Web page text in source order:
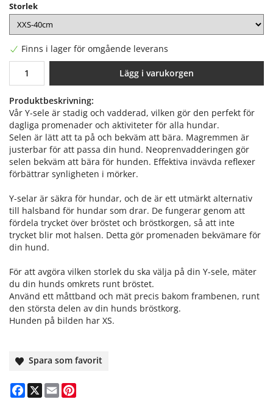
Storlek
Finns i lager för omgående leverans
Lägg i varukorgen
Produktbeskrivning:
Vår Y-sele är stadig och vadderad, vilken gör den perfekt för
dagliga promenader och aktiviteter för alla hundar.
Selen är lätt att ta på och bekväm att bära. Magremmen är
justerbar för att passa din hund. Neoprenvadderingen gör
selen bekväm att bära för hunden. Effektiva invävda reflexer
förbättrar synligheten i mörker.
Y-selar är säkra för hundar, och de är ett utmärkt alternativ
till halsband för hundar som drar. De fungerar genom att
fördela trycket över bröstet och bröstkorgen, så att inte
trycket blir mot halsen. Detta gör promenaden bekvämare för
din hund.
För att avgöra vilken storlek du ska välja på din Y-sele, mäter
du din hunds omkrets runt bröstet.
Använd ett måttband och mät precis bakom frambenen, runt
den största delen av din hunds bröstkorg.
Hunden på bilden har XS.
Spara som favorit
Facebook
X Email